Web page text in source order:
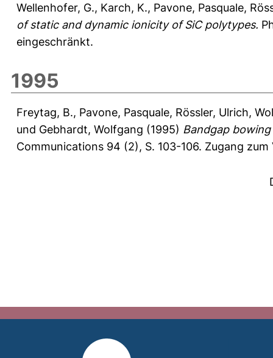
Wellenhofer, G., Karch, K., Pavone, Pasquale,
of static and dynamic ionicity of SiC polytypes.
eingeschränkt.
1995
Freytag, B., Pavone, Pasquale, Rössler, Ulrich,
und Gebhardt, Wolfgang (1995) Bandgap
Communications 94 (2), S. 103-106. Zugang